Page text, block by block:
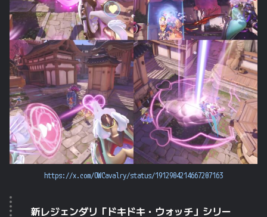
https://x.com/OWCavalry/status/1912904214667207163
新レジェンダリ「ドキドキ・ウォッチ」シリー